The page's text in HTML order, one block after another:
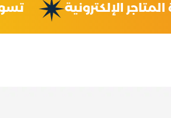
إدارة المتاجر الإلكترونية